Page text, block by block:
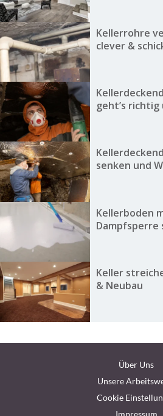
Kellerrohre
clever &
geht’s richtig
senken und
Kellerboden
Dampfsperre
Keller
& Neubau
Über Uns
Unsere
Cookie
Impressum